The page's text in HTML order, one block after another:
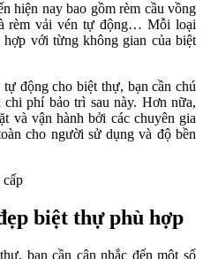
hiện nay bao gồm rèm cầu vồng
rèm vải vén tự động… Mỗi loại
với từng không gian của biệt
động cho biệt thự, bạn cần chú
phí bảo trì sau này. Hơn nữa,
và vận hành bởi các chuyên gia
cho người sử dụng và độ bền
biệt thự phù hợp
bạn cần cân nhắc đến một số